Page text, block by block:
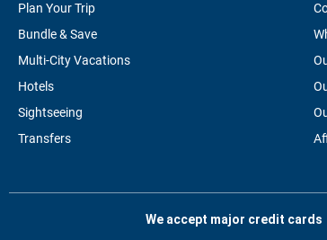
Plan Your Trip
Bundle & Save
Multi-City Vacations
Hotels
Sightseeing
Transfers
We accept major credit cards